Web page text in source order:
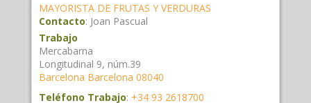
MAYORISTA DE FRUTAS Y VERDURAS
Contacto: Joan Pascual
Trabajo
Mercabarna
Longitudinal 9, núm.39
Barcelona Barcelona 08040
Teléfono Trabajo: +34 93 2618700